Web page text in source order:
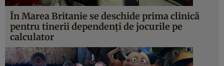
În Marea Britanie se deschide prima clinică
pentru tinerii dependenţi de jocurile pe
calculator